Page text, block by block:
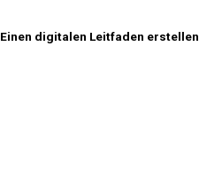
Einen digitalen Leitfaden erstellen